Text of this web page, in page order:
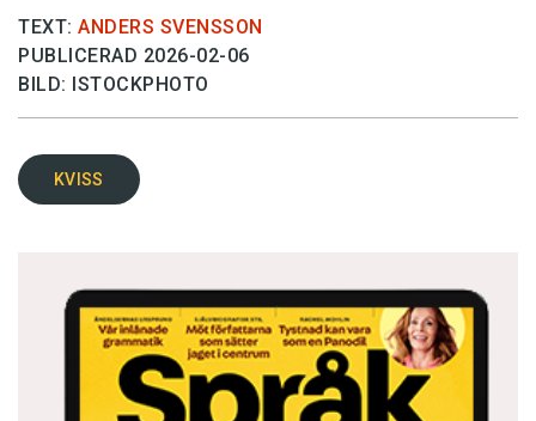
TEXT: ANDERS SVENSSON
PUBLICERAD 2026-02-06
BILD: ISTOCKPHOTO
KVISS